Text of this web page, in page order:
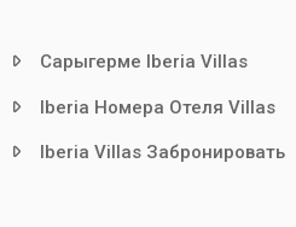
Сарыгерме Iberia Villas
Iberia Номера Отеля Villas
Iberia Villas Забронировать